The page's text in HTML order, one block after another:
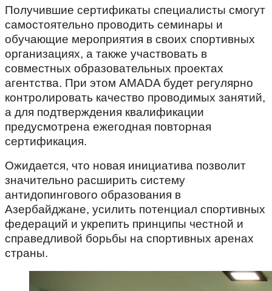
Получившие сертификаты специалисты смогут
самостоятельно проводить семинары и
обучающие мероприятия в своих спортивных
организациях, а также участвовать в
совместных образовательных проектах
агентства. При этом AMADA будет регулярно
контролировать качество проводимых занятий,
а для подтверждения квалификации
предусмотрена ежегодная повторная
сертификация.
Ожидается, что новая инициатива позволит
значительно расширить систему
антидопингового образования в
Азербайджане, усилить потенциал спортивных
федераций и укрепить принципы честной и
справедливой борьбы на спортивных аренах
страны.